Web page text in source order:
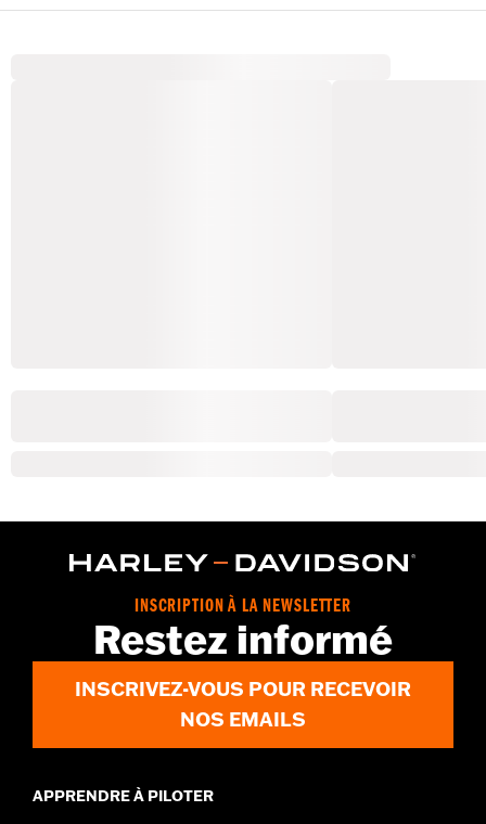
INSCRIPTION À LA NEWSLETTER
Restez informé
INSCRIVEZ-VOUS POUR RECEVOIR
NOS EMAILS
APPRENDRE À PILOTER